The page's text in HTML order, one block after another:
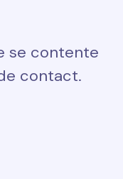
se contente
contact.